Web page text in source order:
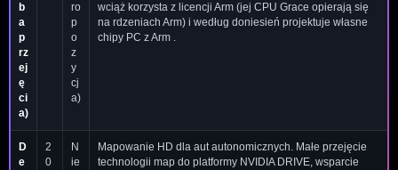
b
a
p
rz
ej
ę
ci
a)
ro
p
o
z
y
cj
a)
wciąż korzysta z licencji Arm (jej CPU Grace opierają się
na rdzeniach Arm) i według doniesień projektuje własne
chipy PC z Arm .
D
e
2
0
N
ie
Mapowanie HD dla aut autonomicznych. Małe przejęcie
technologii map do platformy NVIDIA DRIVE, wsparcie